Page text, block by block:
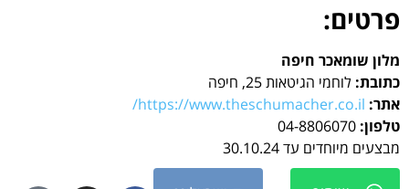
פרטים:
מלון שומאכר חיפה
כתובת: לוחמי הגיטאות 25, חיפה
אתר: https://www.theschumacher.co.il/
טלפון:
מבצעים מיוחדים עד 30.10.24